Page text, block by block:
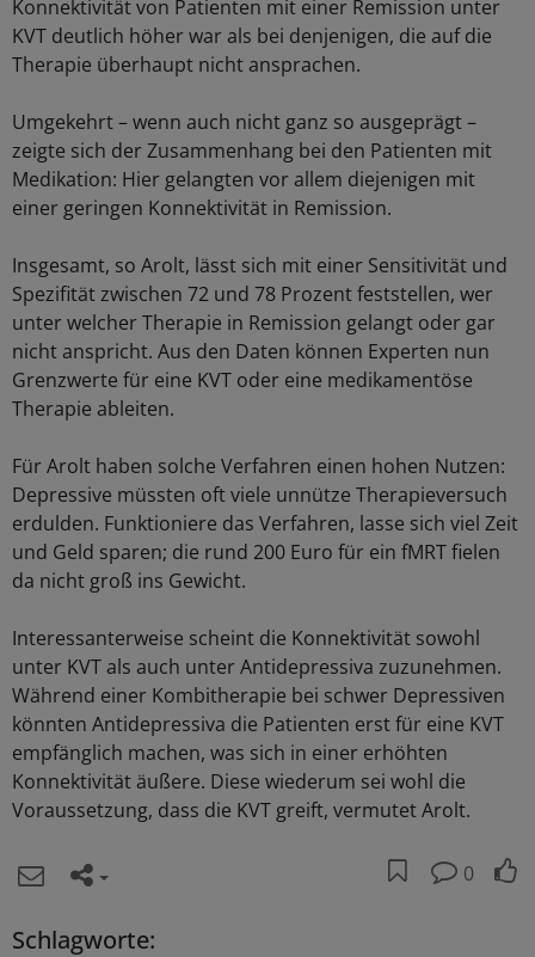
Konnektivität von Patienten mit einer Remission unter
KVT deutlich höher war als bei denjenigen, die auf die
Therapie überhaupt nicht ansprachen.
Umgekehrt – wenn auch nicht ganz so ausgeprägt –
zeigte sich der Zusammenhang bei den Patienten mit
Medikation: Hier gelangten vor allem diejenigen mit
einer geringen Konnektivität in Remission.
Insgesamt, so Arolt, lässt sich mit einer Sensitivität und
Spezifität zwischen 72 und 78 Prozent feststellen, wer
unter welcher Therapie in Remission gelangt oder gar
nicht anspricht. Aus den Daten können Experten nun
Grenzwerte für eine KVT oder eine medikamentöse
Therapie ableiten.
Für Arolt haben solche Verfahren einen hohen Nutzen:
Depressive müssten oft viele unnütze Therapieversuch
erdulden. Funktioniere das Verfahren, lasse sich viel Zeit
und Geld sparen; die rund 200 Euro für ein fMRT fielen
da nicht groß ins Gewicht.
Interessanterweise scheint die Konnektivität sowohl
unter KVT als auch unter Antidepressiva zuzunehmen.
Während einer Kombitherapie bei schwer Depressiven
könnten Antidepressiva die Patienten erst für eine KVT
empfänglich machen, was sich in einer erhöhten
Konnektivität äußere. Diese wiederum sei wohl die
Voraussetzung, dass die KVT greift, vermutet Arolt.
0
Schlagworte: